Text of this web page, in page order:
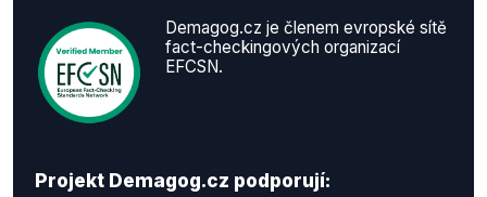
Demagog.cz je členem evropské sítě
fact-checkingových organizací
EFCSN.
Projekt Demagog.cz podporují: